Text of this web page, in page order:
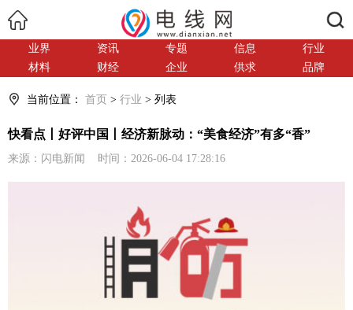
业界 资讯 专题 信息
行业
材料
财经 企业 供求 品牌
当前位置： 首页 > 行业 > 列表
快看点丨好评中国丨经济新脉动：“美食经济”有多“香”
来源：闪电新闻 时间：2026-06-04 17:28:16